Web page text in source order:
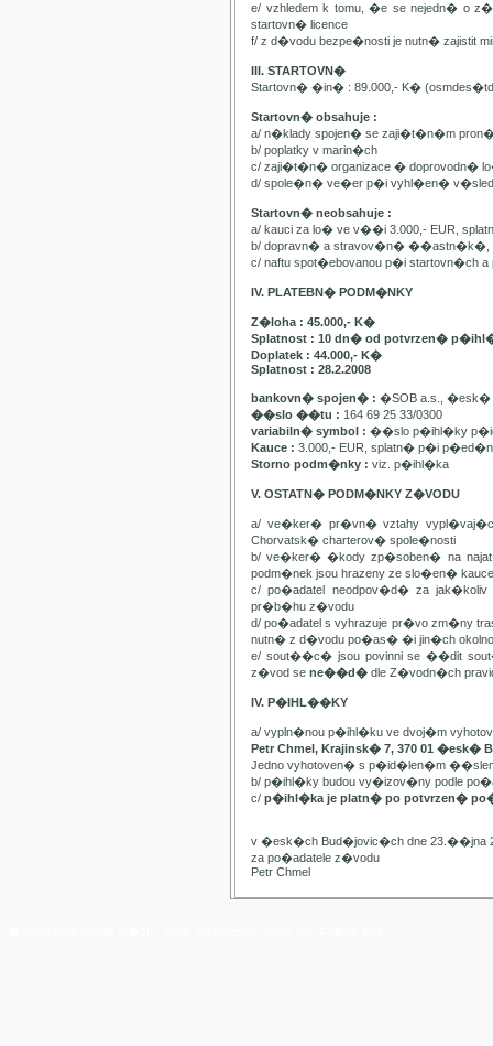
e/ vzhledem k tomu, �e se nejedn� o
startovn� licence
f/ z d�vodu bezpe�nosti je nutn� zajistit
III. STARTOVN�
Startovn� �in� : 89.000,- K�
Startovn� obsahuje :
a/ n�klady spojen� se zaji�t�n�m
b/ poplatky v marin�ch
c/ zaji�t�n� organizace � doprovodn�
d/ spole�n� ve�er p�i vyhl�en�
Startovn� neobsahuje :
a/ kauci za lo� ve v��i 3.000,- EUR,
b/ dopravn� a stravov�n� ��astn�k�,
c/ naftu spot�ebovanou p�i startovn�ch
IV. PLATEBN� PODM�NKY
Z�loha : 45.000,- K�
Splatnost : 10 dn� od potvrzen�
Doplatek : 44.000,- K�
Splatnost : 28.2.2008
bankovn� spojen� : �SOB a.s., �esk�
��slo ��tu : 164 69 25 33/0300
variabiln� symbol : ��slo p�ihl�ky
Kauce : 3.000,- EUR, splatn� p�i
Storno podm�nky : viz. p�ihl�ka
V. OSTATN� PODM�NKY Z�VODU
a/ ve�ker� pr�vn� vztahy
Chorvatsk� charterov� spole�nosti
b/ ve�ker� �kody zp�soben� na
podm�nek jsou hrazeny ze slo�en� kauce
c/ po�adatel neodpov�d� za
pr�b�hu z�vodu
d/ po�adatel s vyhrazuje pr�vo zm�ny
nutn� z d�vodu po�as� �i jin�ch
e/ sout��c� jsou povinni se ��dit
z�vod se ne��d� dle Z�vodn�ch
IV. P�IHL��KY
a/ vypln�nou p�ihl�ku ve dvoj�m
Petr Chmel, Krajinsk� 7, 370 01 �esk�
Jedno vyhotoven� s p�id�len�m
b/ p�ihl�ky budou vy�izov�ny podle
c/ p�ihl�ka je platn� po potvrzen�
v �esk�ch Bud�jovic�ch dne 23.��jna
za po�adatele z�vodu
Petr Chmel